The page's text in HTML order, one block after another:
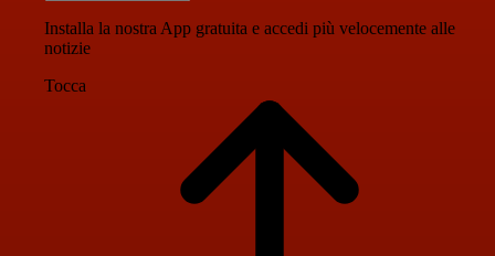
Installa la nostra App gratuita e accedi più velocemente alle
notizie
Tocca